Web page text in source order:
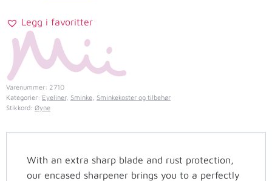
Legg i favoritter
Varenummer: 2710
Kategorier: Eyeliner, Sminke
Sminkekoster og tilbehør
Stikkord: Øyne
With an extra sharp blade and rust protection,
our encased sharpener brings you to a perfectly